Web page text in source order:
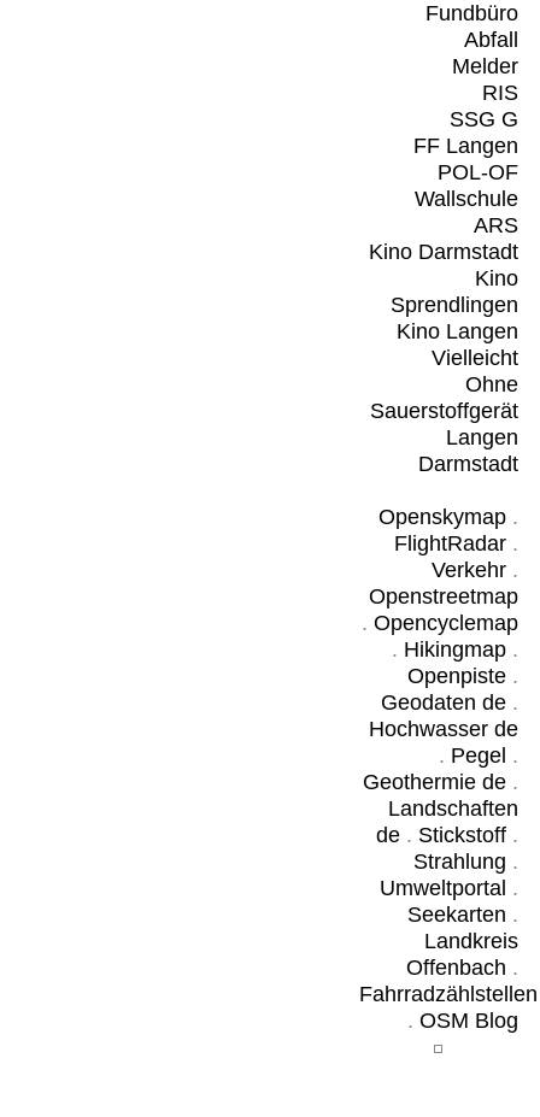
Fundbüro
Abfall
Melder
RIS
SSG G
FF Langen
POL-OF
Wallschule
ARS
Kino Darmstadt
Kino
Sprendlingen
Kino Langen
Vielleicht
Ohne
Sauerstoffgerät
Langen
Darmstadt
Openskymap.
FlightRadar.
Verkehr.
Openstreetmap
. Opencyclemap
. Hikingmap.
Openpiste.
Geodaten de.
Hochwasser de
. Pegel .
Geothermie de.
Landschaften
de. Stickstoff.
Strahlung .
Umweltportal .
Seekarten .
Landkreis
Offenbach .
Fahrradzählstellen
. OSM Blog